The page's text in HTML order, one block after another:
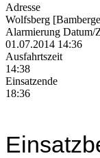
Adresse
Wolfsberg
Alarmierung Datum/
01.07.2014 14:36
Ausfahrtszeit
14:38
Einsatzende
18:36